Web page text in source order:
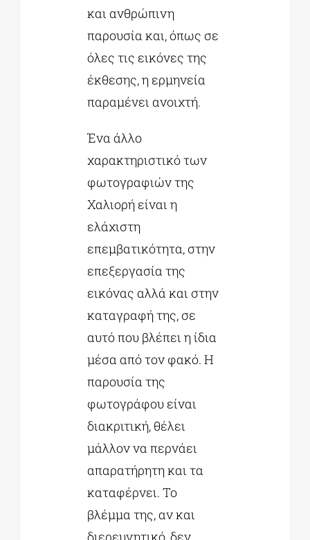
και ανθρώπινη
παρουσία και, όπως σε
όλες τις εικόνες της
έκθεσης, η ερμηνεία
παραμένει ανοιχτή.
Ένα άλλο
χαρακτηριστικό των
φωτογραφιών της
Χαλιορή είναι η
ελάχιστη
επεμβατικότητα, στην
επεξεργασία της
εικόνας αλλά και στην
καταγραφή της, σε
αυτό που βλέπει η ίδια
μέσα από τον φακό. Η
παρουσία της
φωτογράφου είναι
διακριτική, θέλει
μάλλον να περνάει
απαρατήρητη και τα
καταφέρνει. Το
βλέμμα της, αν και
διερευνητικό, δεν